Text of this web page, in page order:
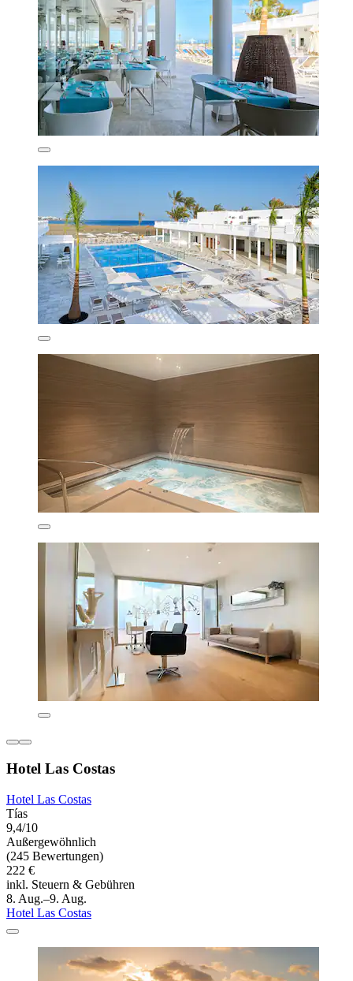
Hotel Las Costas
Hotel Las Costas
Tías
9,4/10
Außergewöhnlich
(245 Bewertungen)
222 €
inkl. Steuern & Gebühren
8. Aug.–9. Aug.
Hotel Las Costas